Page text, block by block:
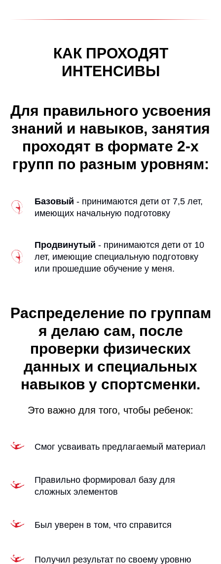
КАК ПРОХОДЯТ
ИНТЕНСИВЫ
Для правильного усвоения
знаний и навыков, занятия
проходят в формате 2-х
групп по разным уровням:
Базовый - принимаются дети от 7,5 лет,
имеющих начальную подготовку
Продвинутый - принимаются дети от 10
лет, имеющие специальную подготовку
или прошедшие обучение у меня.
Распределение по группам
я делаю сам, после
проверки физических
данных и специальных
навыков у спортсменки.
Это важно для того, чтобы ребенок:
Смог усваивать предлагаемый материал
Правильно формировал базу для
сложных элементов
Был уверен в том, что справится
Получил результат по своему уровню